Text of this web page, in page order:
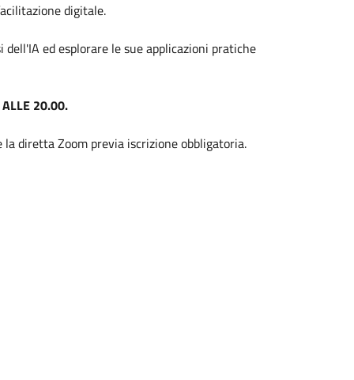
digitale.
ed esplorare le sue applicazioni pratiche
20.00.
diretta Zoom previa iscrizione obbligatoria.